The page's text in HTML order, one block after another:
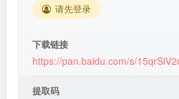
请先登录
下载链接
https://pan.baidu.com/s/
提取码